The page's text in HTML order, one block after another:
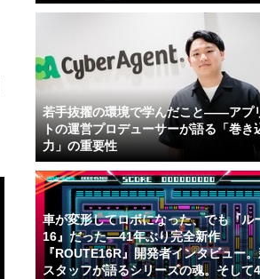
若手抜擢の環境で学んだこと――アプ
トの運営プロデューサーが語る「巻き
力」の重要性
車が変形してロボになった、でも『ル
16』だった―41年ぶり完全新作
『ROUTE16R』開発者インタビュー。
スタッフが語るシリーズの魂。そして